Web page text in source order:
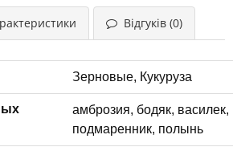
Відгуків (0)
Зерновые, Кукуруза
амброзия, бодяк,
подмаренник, полынь